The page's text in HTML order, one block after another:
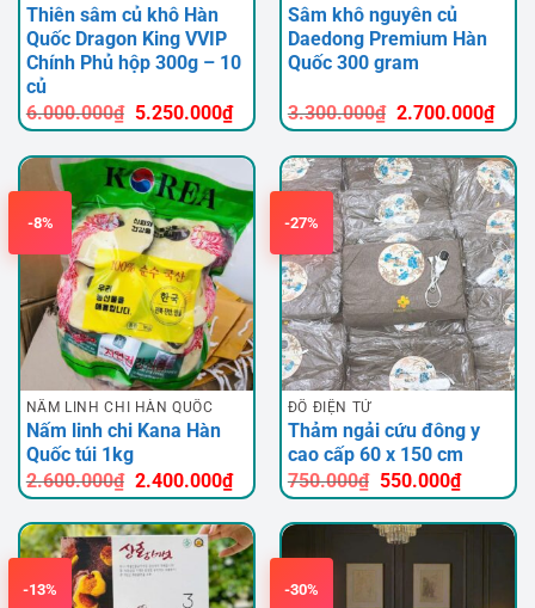
Thiên sâm củ khô Hàn
Quốc Dragon King VVIP
Chính Phủ hộp 300g – 10
củ
6.000.000₫ Giá
gốc
là:
6.000.000₫.
5.250.000₫Giá
hiện
tại
là:
5.250.000₫.
Sâm khô nguyên củ
Daedong Premium Hàn
Quốc 300 gram
3.300.000₫ Giá
gốc
là:
3.300.000₫.
2.700.000₫Giá
hiện
tại
là:
-8%
NẤM LINH CHI HÀN QUỐC
Nấm linh chi Kana Hàn
Quốc túi 1kg
2.600.000₫ Giá
gốc
là:
2.600.000₫.
2.400.000₫Giá
hiện
tại
là:
2.400.000₫.
-27%
ĐỒ ĐIỆN TỬ
Thảm ngải cứu đông y
cao cấp 60 x 150 cm
750.000₫ Giá
gốc
là:
750.000₫.
550.000₫Giá
hiện
tại
-13% -30%